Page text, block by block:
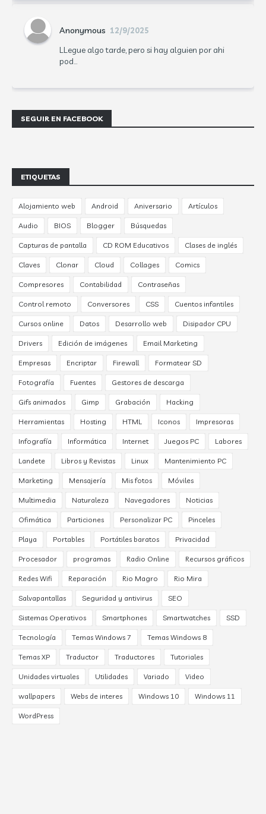
Anonymous 12/9/2025
LLegue algo tarde, pero si hay alguien por ahi
pod...
SEGUIR EN FACEBOOK
ETIQUETAS
Alojamiento web Android Aniversario Artículos
Audio BIOS Blogger Búsquedas
Capturas de pantalla CD ROM Educativos Clases de inglés
Claves Clonar Cloud Collages Comics
Compresores Contabilidad Contraseñas
Control remoto Conversores CSS Cuentos infantiles
Cursos online Datos Desarrollo web Disipador CPU
Drivers Edición de imágenes Email Marketing
Empresas Encriptar Firewall Formatear SD
Fotografía Fuentes Gestores de descarga
Gifs animados Gimp Grabación Hacking
Herramientas Hosting HTML Iconos Impresoras
Infografía Informática Internet Juegos PC Labores
Landete Libros y Revistas Linux Mantenimiento PC
Marketing Mensajería Mis fotos Móviles
Multimedia Naturaleza Navegadores Noticias
Ofimática Particiones Personalizar PC Pinceles
Playa Portables Portátiles baratos Privacidad
Procesador programas Radio Online Recursos gráficos
Redes Wifi Reparación Rio Magro Rio Mira
Salvapantallas Seguridad y antivirus SEO
Sistemas Operativos Smartphones Smartwatches SSD
Tecnología Temas Windows 7 Temas Windows 8
Temas XP Traductor Traductores Tutoriales
Unidades virtuales Utilidades Variado Video
wallpapers Webs de interes Windows 10 Windows 11
WordPress